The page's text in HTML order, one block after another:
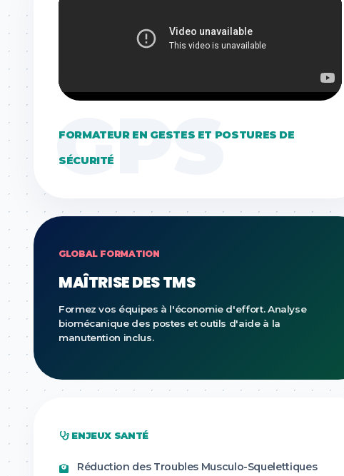
GPS
FORMATEUR EN GESTES ET POSTURES DE
SÉCURITÉ
GLOBAL FORMATION
MAÎTRISE DES TMS
Formez vos équipes à l'économie d'effort. Analyse
biomécanique des postes et outils d'aide à la
manutention inclus.
ENJEUX SANTÉ
Réduction des Troubles Musculo-Squelettiques